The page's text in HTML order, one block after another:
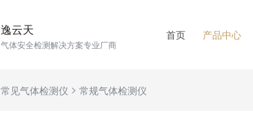
逸云天
气体安全检测解决方案专业厂商
首页 产品中心
常见气体检测仪 > 常规气体检测仪